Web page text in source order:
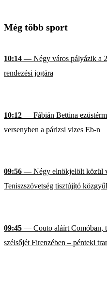
Még több sport
10:14 — Négy város pályázik a
rendezési jogára
10:12 — Fábián Bettina
versenyben a párizsi vizes Eb-n
09:56 — Négy elnökjelölt közül
Teniszszövetség tisztújító
09:45 — Couto aláírt Comóban,
szélsőjét Firenzében – pénteki